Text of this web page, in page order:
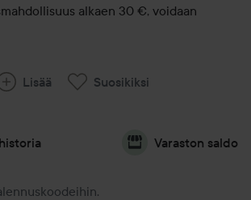
alkaen 30 €, voidaan
Lisää Suosikiksi
Varaston saldo